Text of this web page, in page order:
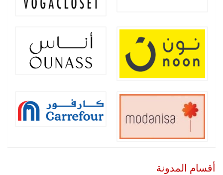
أقسام المدونة